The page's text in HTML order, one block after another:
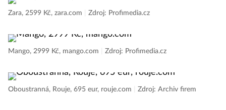
Zara, 2599 Kč, zara.com Zdroj: Profimedia.cz
Mango, 2999 Kč, mango.com Zdroj: Profimedia.cz
Oboustranná, Rouje, 695 eur, rouje.com Zdroj: Archiv firem